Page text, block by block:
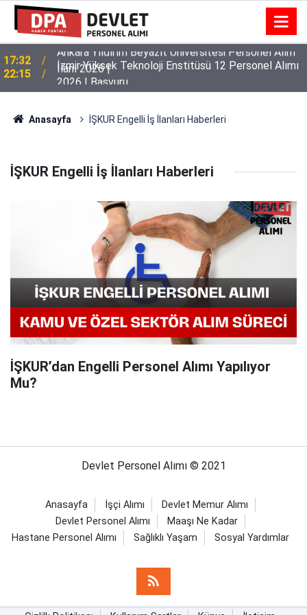
17:32
Ankara Yıldırım Beyazıt Üniversitesi Personel Alım
İlanı 2026 |
22:15
İzmir Yüksek Teknoloji Enstitüsü 12 Personel Alımı
2026 | Başvuru
Anasayfa İŞKUR Engelli İş İlanları Haberleri
İŞKUR Engelli İş İlanları Haberleri
İŞKUR’dan Engelli Personel Alımı Yapılıyor
Mu?
Devlet Personel Alımı © 2021
Anasayfa İşçi Alımı
Devlet Memur Alımı
Devlet Personel Alımı
Maaşı Ne Kadar
Hastane Personel Alımı
Sağlıklı Yaşam Sosyal Yardımlar